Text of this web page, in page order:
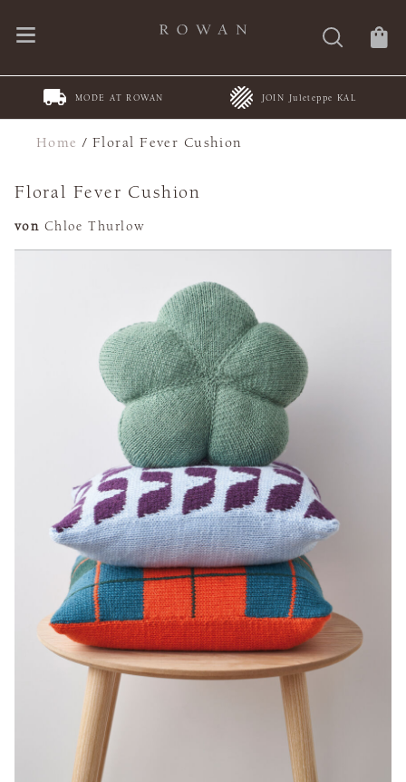
MODE AT ROWAN JOIN Juleteppe KAL
Home /Floral Fever Cushion
Floral Fever Cushion
von Chloe Thurlow